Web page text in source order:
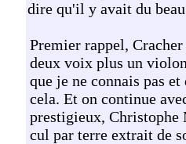
dire qu'il y avait du
Premier rappel,
deux voix plus un
que je ne connais pas
cela. Et on continue
prestigieux, Christophe
cul par terre extrait de